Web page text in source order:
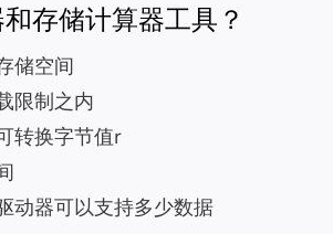
存储计算器工具？
储空间
限制之内
转换字节值r
动器可以支持多少数据